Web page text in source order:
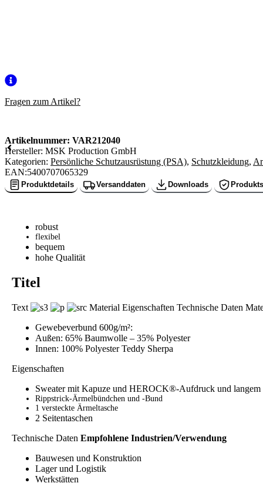
Fragen zum Artikel?
Artikelnummer: VAR212040
Kategorien: Persönliche Schutzausrüstung (PSA), Schutzkleidung,
Hersteller: MSK Production GmbH
EAN:5400707065329
Produktdetails Versanddaten Downloads
robust
flexibel
bequem
hohe Qualität
Titel
Text
Material Eigenschaften Technische Daten
Gewebeverbund 600g/m²:
Außen: 65% Baumwolle – 35% Polyester
Innen: 100% Polyester Teddy Sherpa
Eigenschaften
Sweater mit Kapuze und HEROCK®-Aufdruck und langem
Rippstrick-Ärmelbündchen und -Bund
1 versteckte Ärmeltasche
2 Seitentaschen
Technische Daten Empfohlene Industrien/Verwendung
Bauwesen und Konstruktion
Lager und Logistik
Werkstätten